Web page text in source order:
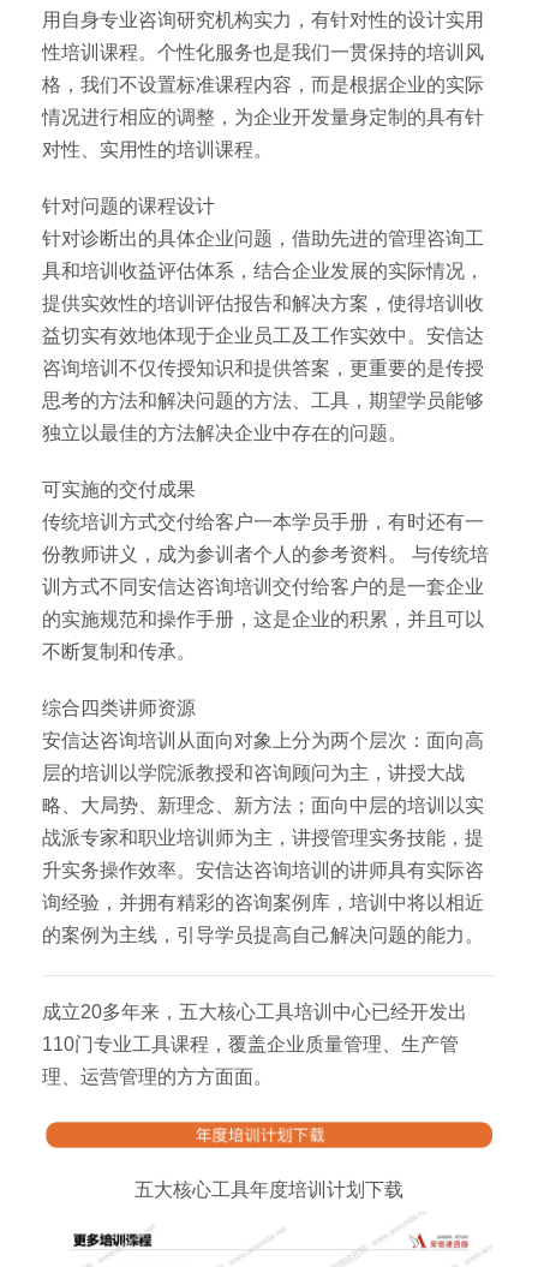
用自身专业咨询研究机构实力，有针对性的设计实用
性培训课程。个性化服务也是我们一贯保持的培训风
格，我们不设置标准课程内容，而是根据企业的实际
情况进行相应的调整，为企业开发量身定制的具有针
对性、实用性的培训课程。
针对问题的课程设计
针对诊断出的具体企业问题，借助先进的管理咨询工
具和培训收益评估体系，结合企业发展的实际情况，
提供实效性的培训评估报告和解决方案，使得培训收
益切实有效地体现于企业员工及工作实效中。安信达
咨询培训不仅传授知识和提供答案，更重要的是传授
思考的方法和解决问题的方法、工具，期望学员能够
独立以最佳的方法解决企业中存在的问题。
可实施的交付成果
传统培训方式交付给客户一本学员手册，有时还有一
份教师讲义，成为参训者个人的参考资料。 与传统培
训方式不同安信达咨询培训交付给客户的是一套企业
的实施规范和操作手册，这是企业的积累，并且可以
不断复制和传承。
综合四类讲师资源
安信达咨询培训从面向对象上分为两个层次：面向高
层的培训以学院派教授和咨询顾问为主，讲授大战
略、大局势、新理念、新方法；面向中层的培训以实
战派专家和职业培训师为主，讲授管理实务技能，提
升实务操作效率。安信达咨询培训的讲师具有实际咨
询经验，并拥有精彩的咨询案例库，培训中将以相近
的案例为主线，引导学员提高自己解决问题的能力。
成立20多年来，五大核心工具培训中心已经开发出
110门专业工具课程，覆盖企业质量管理、生产管
理、运营管理的方方面面。
五大核心工具年度培训计划下载